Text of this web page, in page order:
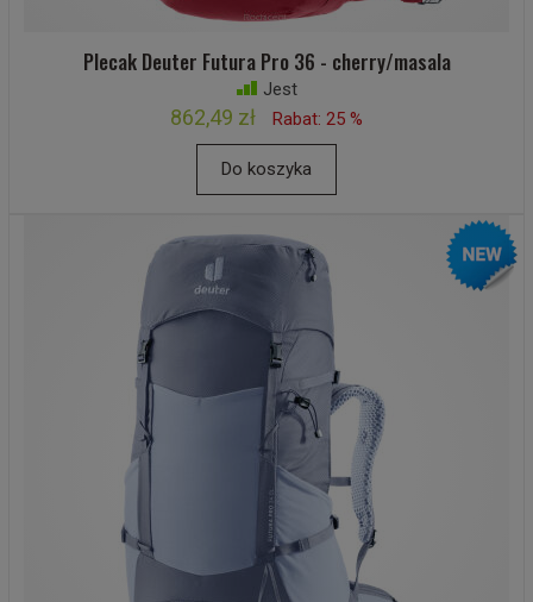
Plecak Deuter Futura Pro 36 - cherry/masala
Jest
862,49 zł Rabat: 25 %
Do koszyka